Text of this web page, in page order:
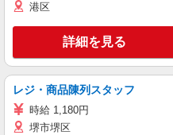
港区
詳細を見る
レジ・商品陳列スタッフ
時給 1,180円
堺市堺区